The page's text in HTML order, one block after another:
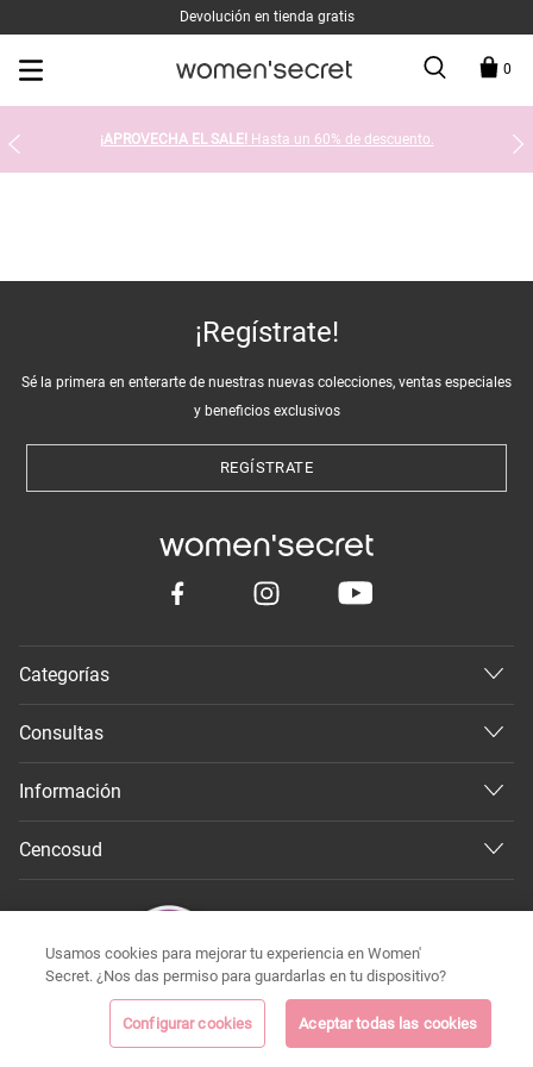
Devolución en tienda gratis
0
¡APROVECHA EL SALE! Hasta un 60% de descuento.
¡Regístrate!
Sé la primera en enterarte de nuestras nuevas colecciones, ventas especiales
y beneficios exclusivos
REGÍSTRATE
Categorías
Consultas
Información
Cencosud
Todos los derechos reservados 2026 ©
Usamos cookies para mejorar tu experiencia en Women'
Secret. ¿Nos das permiso para guardarlas en tu dispositivo?
Configurar cookies Aceptar todas las cookies